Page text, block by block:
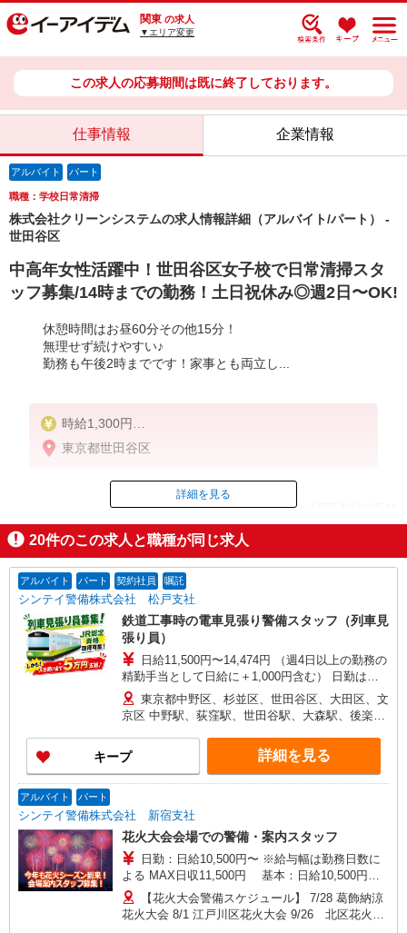
関東 の求人
▼エリア変更
この求人の応募期間は既に終了しております。
仕事情報 企業情報
アルバイト パート
職種：学校日常清掃
株式会社クリーンシステムの求人情報詳細（アルバイト/パート） -
世田谷区
中高年女性活躍中！世田谷区女子校で日常清掃スタ
ッフ募集/14時までの勤務！土日祝休み◎週2日〜OK!
休憩時間はお昼60分その他15分！
無理せず続けやすい♪
勤務も午後2時までです！家事とも両立し...
時給1,300円
※試用期間中の3ヶ月は時給1,250円
■週3日勤務の場合 月12日勤務で月収89,700円
■週4日勤務の場合 月16日勤務で月収119,600円
■週5日勤務の場合 月20日勤務で月収149,500円
東京都世田谷区
ID：AE0519346541
掲載期間終了
詳細を見る
20件のこの求人と職種が同じ求人
アルバイト パート 契約社員 嘱託
シンテイ警備株式会社 松戸支社
鉄道工事時の電車見張り警備スタッフ（列車見
張り員）
日給11,500円〜14,474円 （週4日以上の勤務の
精勤手当として日給に＋1,000円含む） 日勤は
MAX日収1万2,500円 基本：日給10,500円 週4日以
上勤務で＋1,000円 列車見張員資格取得で＋1,000
円 （列車見張員従事週4日未満は－500円） 夜勤
はMAX日収1万4,474円 基本：日給12,474円 週4日
以上勤務で＋1,000円 列車見張員資格取得で＋
1,000円 （列車見張員従事週4日未満は－500円）
円 30回勤務で3万円 合計5万円GET 初任研修と合
わせて8万円
東京都中野区、杉並区、世田谷区、大田区、文
京区 中野駅、荻窪駅、世田谷駅、大森駅、後楽園
キープ 詳細を見る
アルバイト パート
シンテイ警備株式会社 新宿支社
花火大会会場での警備・案内スタッフ
日勤：日給10,500円〜 ※給与幅は勤務日数に
よる MAX日収11,500円 基本：日給10,500円の
場合 精勤手当：＋1,000円 ※週4日〜勤務の場
合 【各種手当】 ・精勤手当：1,000円/日 ※週4
回以上勤務の場合 ・研修手当：3日間30,000円 ・
【花火大会警備スケジュール】 7/28 葛飾納涼
花火大会 8/1 江戸川区花火大会 9/26 北区花火大